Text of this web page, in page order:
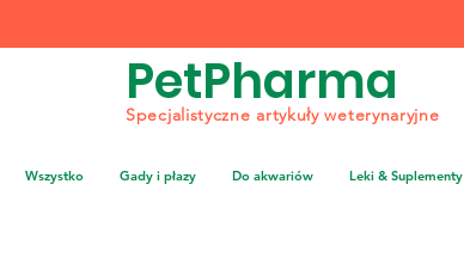
PetPharma
Specjalistyczne artykuły weterynaryjne
Wszystko Gady i płazy Do akwariów Leki & Suplementy